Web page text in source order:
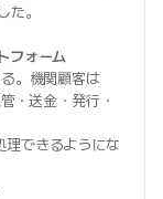
。
フォーム
。機関顧客は
・送金・発行・
理できるようにな